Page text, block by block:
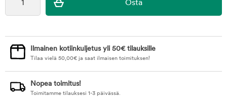
Ilmainen kotiinkuljetus yli 50€ tilauksille
Tilaa vielä 50,00€ ja saat ilmaisen toimituksen!
Nopea toimitus!
Toimitamme tilauksesi 1-3 päivässä.